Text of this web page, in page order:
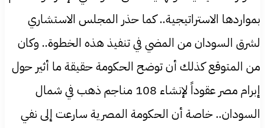
بمواردها الاستراتيجية.. كما حذر المجلس الاستشاري
لشرق السودان من المضي في تنفيذ هذه الخطوة.. وكان
من المتوقع كذلك أن توضح الحكومة حقيقة ما أثير حول
إبرام مصر عقوداً لإنشاء 108 مناجم ذهب في شمال
السودان.. خاصة أن الحكومة المصرية سارعت إلى نفي